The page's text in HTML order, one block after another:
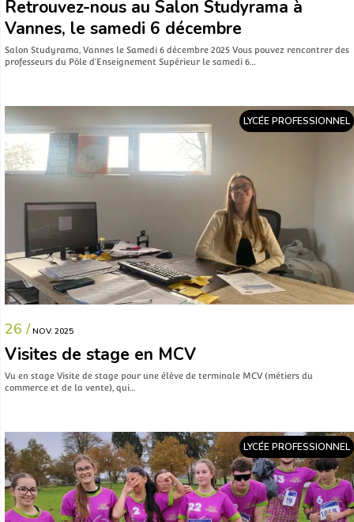
Retrouvez-nous au Salon Studyrama à
Vannes, le samedi 6 décembre
Salon Studyrama, Vannes le Samedi 6 décembre 2025 Vous pouvez rencontrer des
professeurs du Pôle d’Enseignement Supérieur le samedi 6…
LYCÉE PROFESSIONNEL
26 / NOV. 2025
Visites de stage en MCV
Vu en stage Visite de stage pour une élève de terminale MCV (métiers du
commerce et de la vente), qui…
LYCÉE PROFESSIONNEL